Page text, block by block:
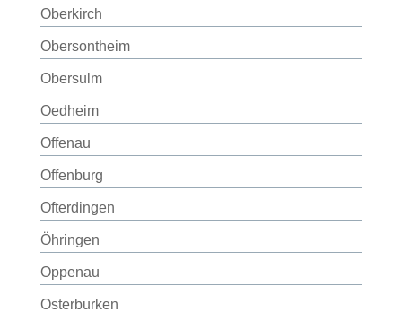
Oberkirch
Obersontheim
Obersulm
Oedheim
Offenau
Offenburg
Ofterdingen
Öhringen
Oppenau
Osterburken